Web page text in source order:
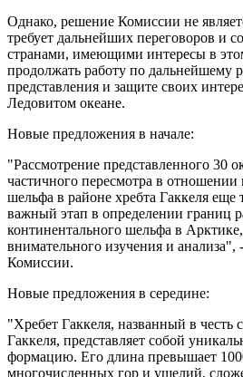
Однако, решение Комиссии не
требует дальнейших переговоров и
странами, имеющими интересы в
продолжать работу по дальнейшему
представления и защите своих
Ледовитом океане.
Новые предложения в начале:
"Рассмотрение представленного 30
частичного пересмотра в отношении
шельфа в районе хребта Гаккеля еще
важный этап в определении границ
континентального шельфа в
внимательного изучения и анализа",
Комиссии.
Новые предложения в середине:
"Хребет Гаккеля, названный в честь
Гаккеля, представляет собой
формацию. Его длина превышает
многочисленных гор и ущелий,